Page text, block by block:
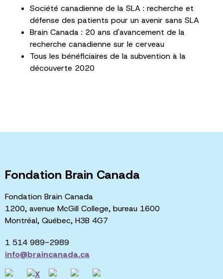
Société canadienne de la SLA : recherche et
défense des patients pour un avenir sans SLA
Brain Canada : 20 ans d'avancement de la
recherche canadienne sur le cerveau
Tous les bénéficiaires de la subvention à la
découverte 2020
Fondation Brain Canada
Fondation Brain Canada
1200, avenue McGill College, bureau 1600
Montréal, Québec, H3B 4G7
1 514 989-2989
info@braincanada.ca